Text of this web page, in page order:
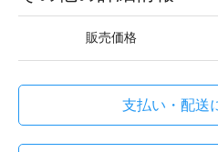
販売価格
支払い・配送